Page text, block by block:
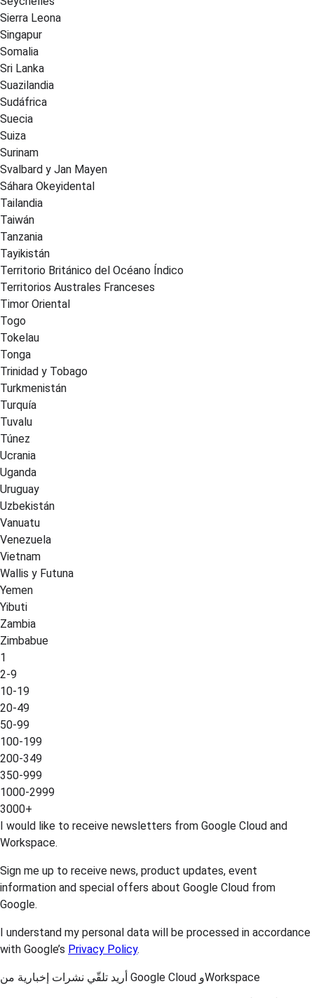
Sierra Leona
Singapur
Somalia
Sri Lanka
Suazilandia
Sudáfrica
Suecia
Suiza
Surinam
Svalbard y Jan Mayen
Sáhara Okeyidental
Tailandia
Taiwán
Tanzania
Tayikistán
Territorio Británico del Océano Índico
Territorios Australes Franceses
Timor Oriental
Togo
Tokelau
Tonga
Trinidad y Tobago
Turkmenistán
Turquía
Tuvalu
Túnez
Ucrania
Uganda
Uruguay
Uzbekistán
Vanuatu
Venezuela
Vietnam
Wallis y Futuna
Yemen
Yibuti
Zambia
Zimbabue
1
2-9
10-19
20-49
50-99
100-199
200-349
350-999
1000-2999
3000+
I would like to receive newsletters from Google Cloud and
Workspace.
Sign me up to receive news, product updates, event
information and special offers about Google Cloud from
Google.
I understand my personal data will be processed in accordance
with Google’s Privacy Policy.
أريد تلقّي نشرات إخبارية من Google Cloud وWorkspace